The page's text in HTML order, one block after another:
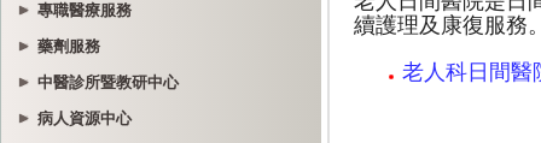
專職醫療服務
藥劑服務
中醫診所暨教研中心
病人資源中心